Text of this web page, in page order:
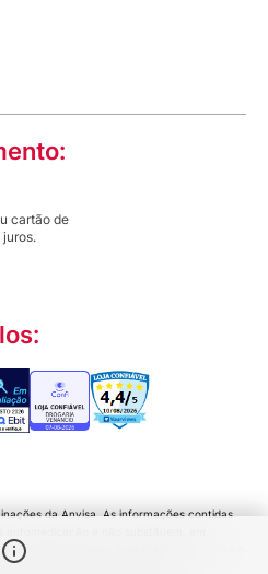
cartão de
da Anvisa. As informações contidas
pelo profissional da área médica. Somente o
problema de saúde e prescrever o